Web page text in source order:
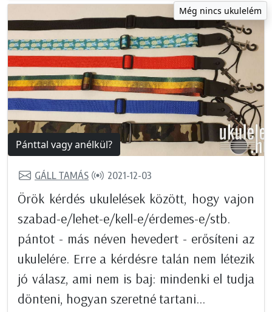
Még nincs ukulelém
Pánttal vagy anélkül?
GÁLL TAMÁS 2021-12-03
Örök kérdés ukulelések között, hogy vajon
szabad-e/lehet-e/kell-e/érdemes-e/stb.
pántot - más néven hevedert - erősíteni az
ukulelére. Erre a kérdésre talán nem létezik
jó válasz, ami nem is baj: mindenki el tudja
dönteni, hogyan szeretné tartani...